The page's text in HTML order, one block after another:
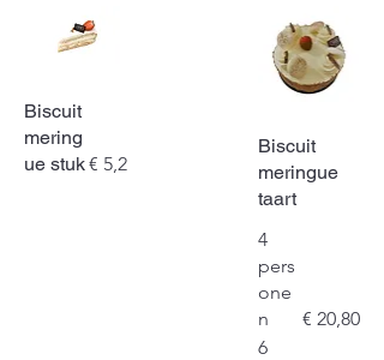
Biscuit
mering
ue stuk€ 5,2
Biscuit
meringue
taart
4
pers
one
n
€ 20,80
6